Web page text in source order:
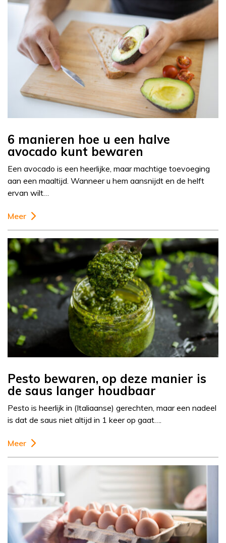
6 manieren hoe u een halve
avocado kunt bewaren
Een avocado is een heerlijke, maar machtige toevoeging
aan een maaltijd. Wanneer u hem aansnijdt en de helft
ervan wilt…
Meer
Pesto bewaren, op deze manier is
de saus langer houdbaar
Pesto is heerlijk in (Italiaanse) gerechten, maar een nadeel
is dat de saus niet altijd in 1 keer op gaat….
Meer